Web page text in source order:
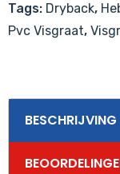
Tags: Dryback,
Pvc Visgraat,
BESCHRIJVING